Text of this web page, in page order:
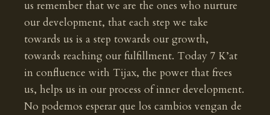
us remember that we are the ones who nurture
our development, that each step we take
towards us is a step towards our growth,
towards reaching our fulfillment. Today 7 K’at
in confluence with Tijax, the power that frees
us, helps us in our process of inner development.
No podemos esperar que los cambios vengan de